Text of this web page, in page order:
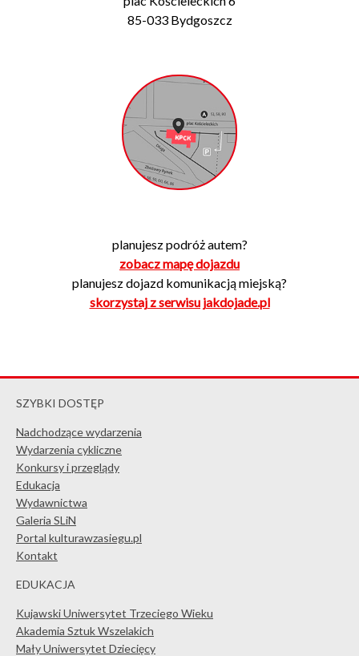
85-033 Bydgoszcz
planujesz podróż autem?
zobacz mapę dojazdu
planujesz dojazd komunikacją miejską?
skorzystaj z serwisu jakdojade.pl
SZYBKI DOSTĘP
Nadchodzące wydarzenia
Wydarzenia cykliczne
Konkursy i przeglądy
Edukacja
Wydawnictwa
Galeria SLiN
Portal kulturawzasiegu.pl
Kontakt
EDUKACJA
Kujawski Uniwersytet Trzeciego Wieku
Akademia Sztuk Wszelakich
Mały Uniwersytet Dziecięcy